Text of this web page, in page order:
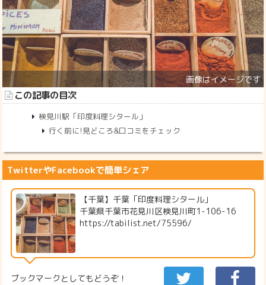
この記事の目次
検見川駅「印度料理シタール」
行く前に!見どころ&口コミをチェック
TwitterやFacebookで簡単シェア
【千葉】千葉「印度料理シタール」
千葉県千葉市花見川区検見川町1-106-16
https://tabilist.net/75596/
ブックマークとしてもどうぞ！